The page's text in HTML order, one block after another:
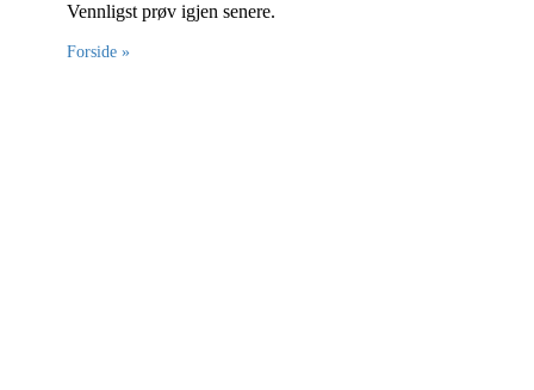
Vennligst prøv igjen senere.
Forside »